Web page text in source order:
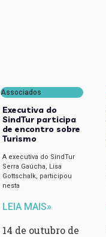
Associados
Executiva do
SindTur participa
de encontro sobre
Turismo
A executiva do SindTur
Serra Gaúcha, Lisa
Gottschalk, participou
nesta
LEIA MAIS»
14 de outubro de